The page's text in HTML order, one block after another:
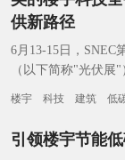
供新路径
6月13-15日，SNEC
（以下简称"光伏展
楼宇 科技 建筑 低
引领楼宇节能